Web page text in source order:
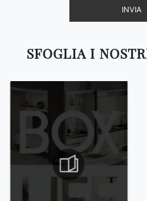
SFOGLIA I
INVIA